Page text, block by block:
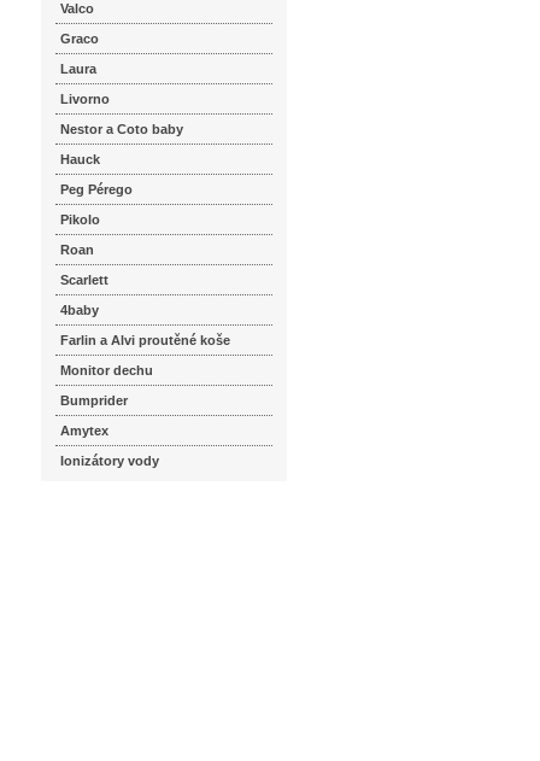
Valco
Graco
Laura
Livorno
Nestor a Coto baby
Hauck
Peg Pérego
Pikolo
Roan
Scarlett
4baby
Farlin a Alvi proutěné koše
Monitor dechu
Bumprider
Amytex
Ionizátory vody